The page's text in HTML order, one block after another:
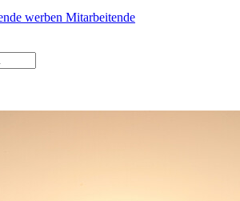
werben Mitarbeitende